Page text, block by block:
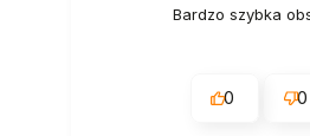
Bardzo szybka
0 0